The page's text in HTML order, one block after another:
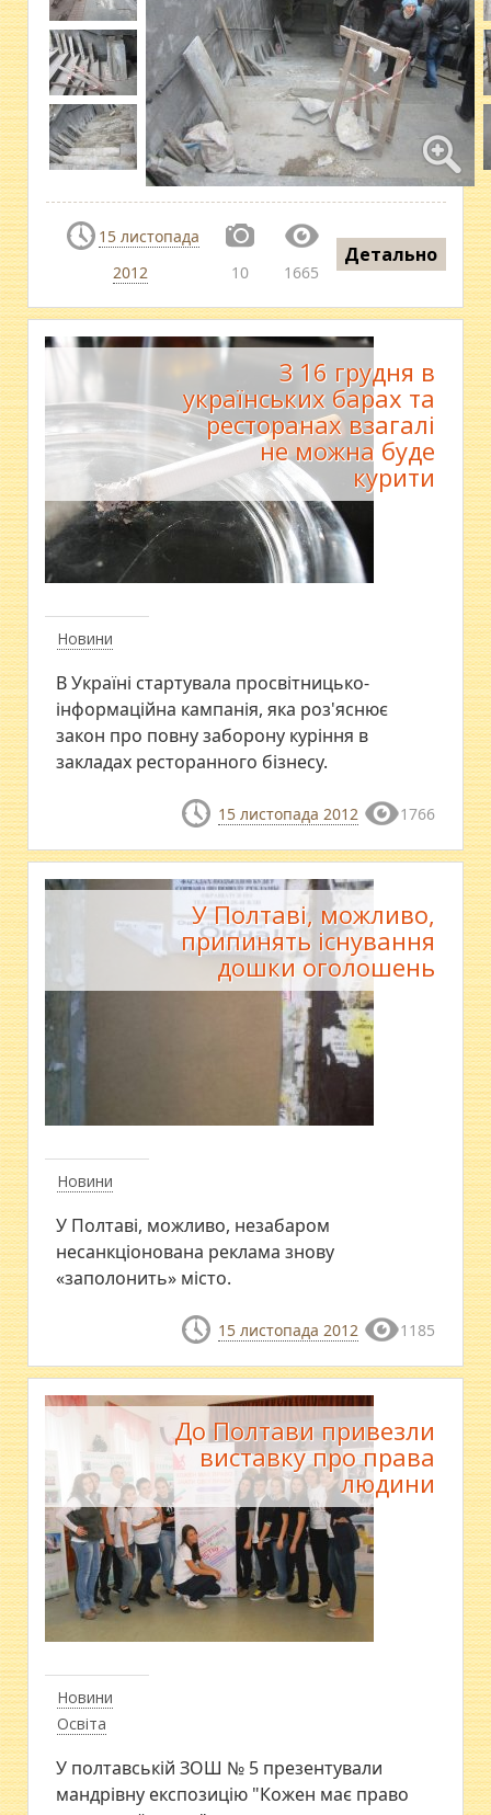
15 листопада
2012
10 1665
Детально
Новини
З 16 грудня в
українських барах та
ресторанах взагалі
не можна буде
курити
В Україні стартувала просвітницько-
інформаційна кампанія, яка роз'яснює
закон про повну заборону куріння в
закладах ресторанного бізнесу.
15 листопада 2012 1766
Новини
У Полтаві, можливо,
припинять існування
дошки оголошень
У Полтаві, можливо, незабаром
несанкціонована реклама знову
«заполонить» місто.
15 листопада 2012 1185
Новини
Освіта
До Полтави привезли
виставку про права
людини
У полтавській ЗОШ № 5 презентували
мандрівну експозицію "Кожен має право